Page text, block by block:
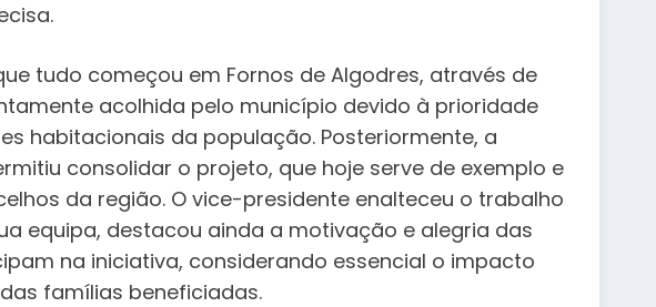
tudo começou em Fornos de Algodres, através de
acolhida pelo município devido à prioridade
habitacionais da população. Posteriormente, a
consolidar o projeto, que hoje serve de exemplo e
da região. O vice-presidente enalteceu o trabalho
equipa, destacou ainda a motivação e alegria das
na iniciativa, considerando essencial o impacto
famílias beneficiadas.